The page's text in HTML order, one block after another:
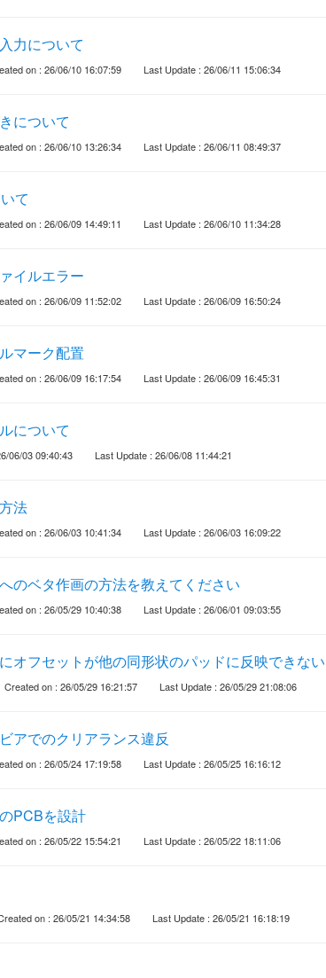
力について
on : 26/06/10 16:07:59 Last Update : 26/06/11 15:06:34
について
on : 26/06/10 13:26:34 Last Update : 26/06/11 08:49:37
て
on : 26/06/09 14:49:11 Last Update : 26/06/10 11:34:28
イルエラー
on : 26/06/09 11:52:02 Last Update : 26/06/09 16:50:24
マーク配置
on : 26/06/09 16:17:54 Last Update : 26/06/09 16:45:31
について
06/03 09:40:43 Last Update : 26/06/08 11:44:21
法
on : 26/06/03 10:41:34 Last Update : 26/06/03 16:09:22
のベタ作画の方法を教えてください
on : 26/05/29 10:40:38 Last Update : 26/06/01 09:03:55
オフセットが他の同形状のパッドに反映できない
Created on : 26/05/29 16:21:57 Last Update : 26/05/29 21:08:06
アでのクリアランス違反
on : 26/05/24 17:19:58 Last Update : 26/05/25 16:16:12
PCBを設計
on : 26/05/22 15:54:21 Last Update : 26/05/22 18:11:06
on : 26/05/21 14:34:58 Last Update : 26/05/21 16:18:19